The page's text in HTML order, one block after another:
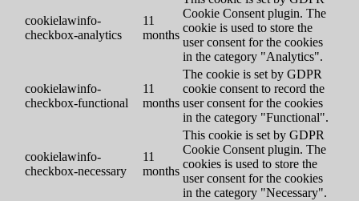
cookielawinfo-
checkbox-analytics
11
months
Cookie Consent plugin. The
cookie is used to store the
user consent for the cookies
in the category "Analytics".
cookielawinfo-
checkbox-functional
11
months
The cookie is set by GDPR
cookie consent to record the
user consent for the cookies
in the category "Functional".
cookielawinfo-
checkbox-necessary
11
months
This cookie is set by GDPR
Cookie Consent plugin. The
cookies is used to store the
user consent for the cookies
in the category "Necessary".